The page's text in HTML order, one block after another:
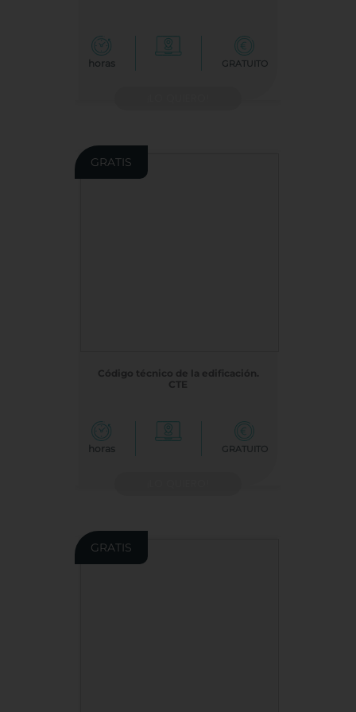
horas GRATUITO
GRATIS
Código técnico de la edificación.
CTE
horas GRATUITO
GRATIS